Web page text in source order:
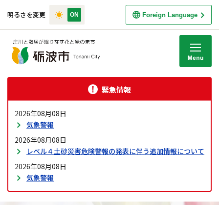
明るさを変更 Foreign Language
緊急情報
2026年08月08日
気象警報
2026年08月08日
レベル４土砂災害危険警報の発表に伴う追加情報について
2026年08月08日
気象警報